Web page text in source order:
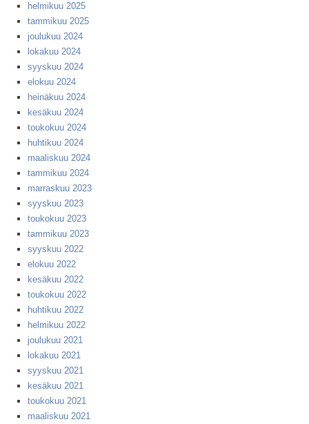
helmikuu 2025
tammikuu 2025
joulukuu 2024
lokakuu 2024
syyskuu 2024
elokuu 2024
heinäkuu 2024
kesäkuu 2024
toukokuu 2024
huhtikuu 2024
maaliskuu 2024
tammikuu 2024
marraskuu 2023
syyskuu 2023
toukokuu 2023
tammikuu 2023
syyskuu 2022
elokuu 2022
kesäkuu 2022
toukokuu 2022
huhtikuu 2022
helmikuu 2022
joulukuu 2021
lokakuu 2021
syyskuu 2021
kesäkuu 2021
toukokuu 2021
maaliskuu 2021